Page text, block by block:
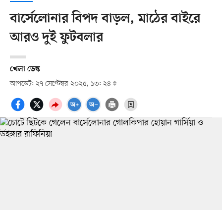
বার্সেলোনার বিপদ বাড়ল, মাঠের বাইরে
আরও দুই ফুটবলার
খেলা ডেস্ক
আপডেট: ২৭ সেপ্টেম্বর ২০২৫, ১৩: ২৪